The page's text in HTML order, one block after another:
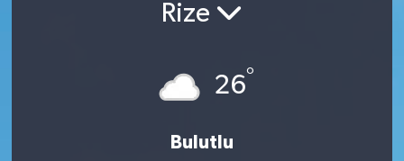
Rize
26°
Bulutlu